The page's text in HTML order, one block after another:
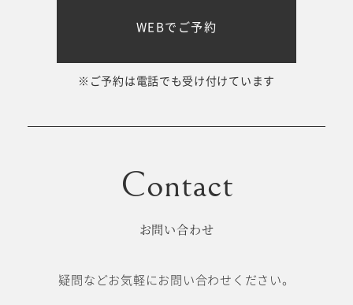
WEBでご予約
※ご予約は電話でも受け付けています
お問い合わせ
疑問などお気軽にお問い合わせください。